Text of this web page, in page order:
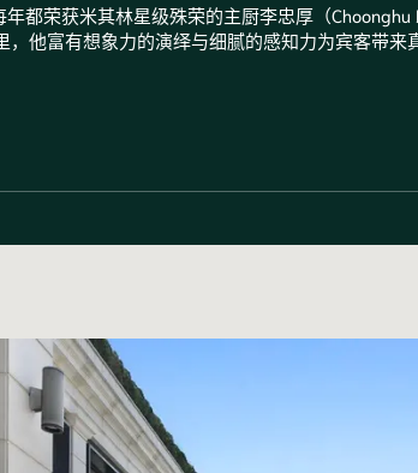
都荣获米其林星级殊荣的主厨李忠厚（
他富有想象力的演绎与细腻的感知力为宾客带来